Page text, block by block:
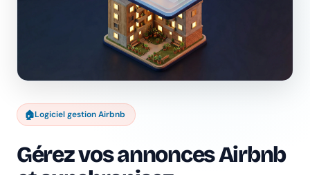
🏠Logiciel gestion Airbnb
Gérez vos annonces Airbnb